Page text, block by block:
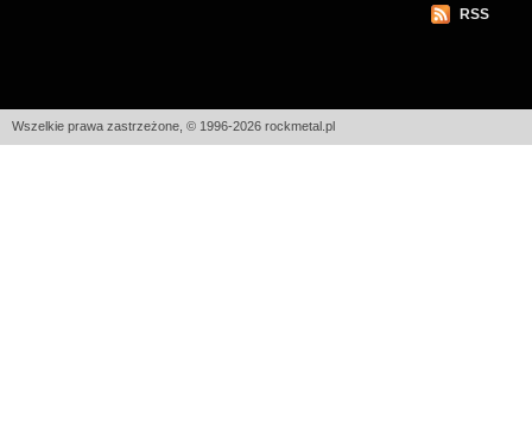
RSS
Wszelkie prawa zastrzeżone, © 1996-2026 rockmetal.pl